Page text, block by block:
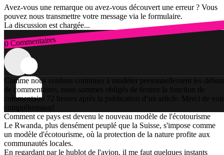
Avez-vous une remarque ou avez-vous découvert une erreur ? Vous
pouvez nous transmettre votre message via le formulaire.
La discussion est chargée...
0 Commentaires
Connexion
Comme nous voulons continuer à modérer personnellement les débats
de commentaires, nous sommes obligés de fermer la fonction de
commentaire 72 heures après la publication d’un article. Merci de
compréhension!
Comment ce pays est devenu le nouveau modèle de l'écotourisme
Le Rwanda, plus densément peuplé que la Suisse, s'impose comme
un modèle d'écotourisme, où la protection de la nature profite aux
communautés locales.
En regardant par le hublot de l'avion, il me faut quelques instants